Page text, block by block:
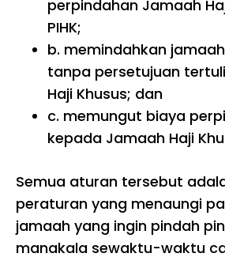
perpindahan Jamaah
PIHK;
b. memindahkan
tanpa persetujuan
Haji Khusus; dan
c. memungut biaya
kepada Jamaah Haji
Semua aturan tersebut
peraturan yang menaungi
jamaah yang ingin pindah pin
manakala sewaktu-waktu